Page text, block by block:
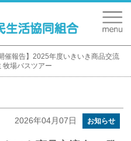
開催報告】2025年度いきいき商品交流
牧場バスツアー
2026年04月07日 お知らせ